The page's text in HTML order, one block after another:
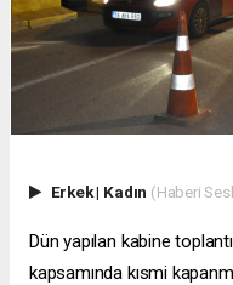
Erkek| Kadın (Haberi
Dün yapılan kabine
kapsamında kısmi